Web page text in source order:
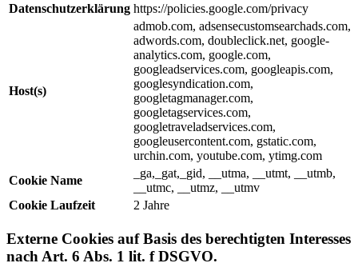
Datenschutzerklärung https://policies.google.com/privacy
Host(s)
admob.com, adsensecustomsearchads.com,
adwords.com, doubleclick.net, google-
analytics.com, google.com,
googleadservices.com, googleapis.com,
googlesyndication.com,
googletagmanager.com,
googletagservices.com,
googletraveladservices.com,
googleusercontent.com, gstatic.com,
urchin.com, youtube.com, ytimg.com
Cookie Name
_ga,_gat,_gid, __utma, __utmt, __utmb,
__utmc, __utmz, __utmv
Cookie Laufzeit
2 Jahre
Externe Cookies auf Basis des berechtigten Interesses
nach Art. 6 Abs. 1 lit. f DSGVO.